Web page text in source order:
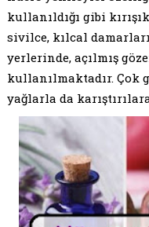
kullanıldığı gibi
sivilce, kılcal
yerlerinde, açılmış
kullanılmaktadır. Çok
yağlarla da